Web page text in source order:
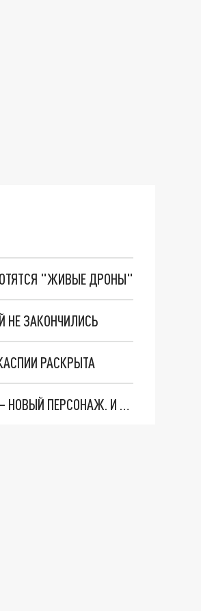
"ЖИВЫЕ ДРОНЫ"
ЗАКОНЧИЛИСЬ
РАСКРЫТА
СЛЕДЫ ВЕДУТ В ЦЕНТРОБАНК… В ДЕЛЕ О ХИЩЕНИЯХ НА МИЛЛИАРДЫ – НОВЫЙ ПЕРСОНАЖ. И ОН УЖЕ В БЕГАХ